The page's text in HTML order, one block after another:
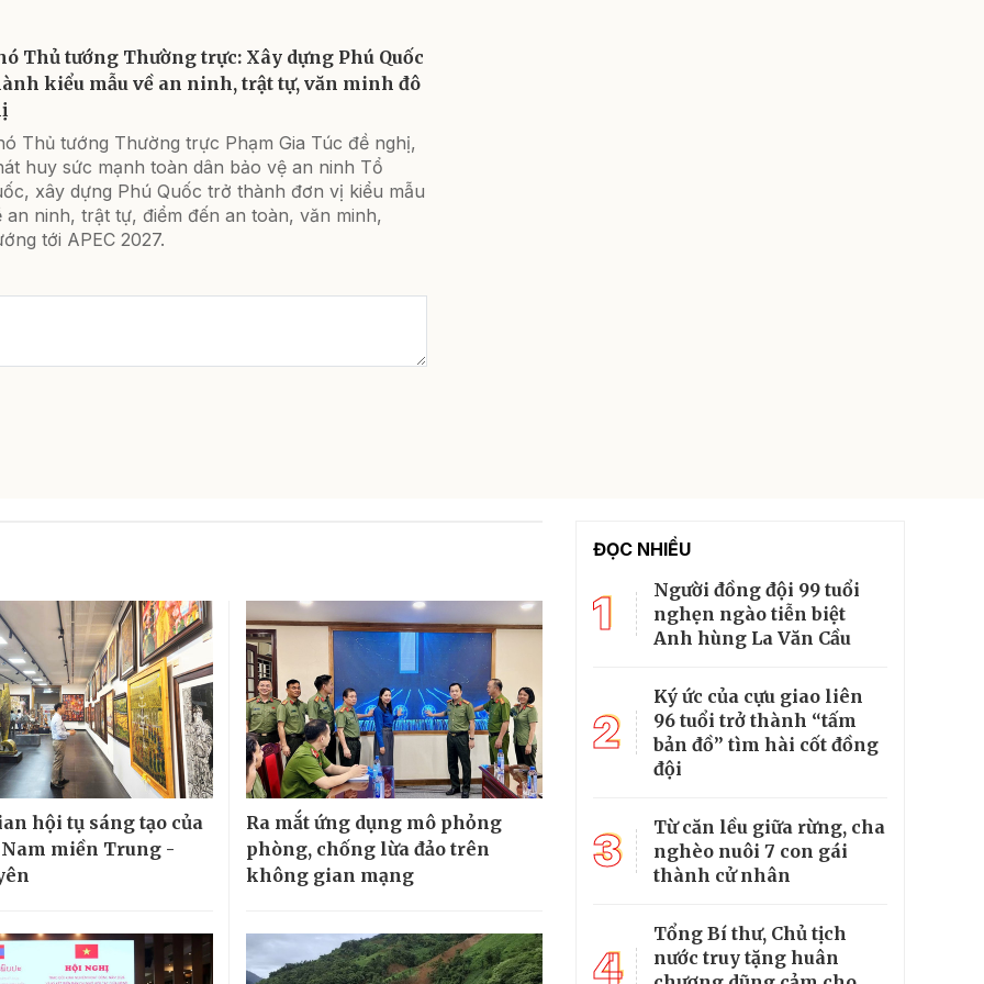
Thủ tướng Thường trực: Xây dựng Phú Quốc
kiểu mẫu về an ninh, trật tự, văn minh đô
Thủ tướng Thường trực Phạm Gia Túc đề nghị,
huy sức mạnh toàn dân bảo vệ an ninh Tổ
xây dựng Phú Quốc trở thành đơn vị kiểu mẫu
an ninh, trật tự, điểm đến an toàn, văn minh,
tới APEC 2027.
hội tụ sáng tạo của
miền Trung -
Ra mắt ứng dụng mô phỏng
phòng, chống lừa đảo trên
không gian mạng
ĐỌC NHIỀU
1
Người đồng đội 99 tuổi
nghẹn ngào tiễn biệt
Anh hùng La Văn Cầu
2
Ký ức của cựu giao liên
96 tuổi trở thành “tấm
bản đồ” tìm hài cốt đồng
đội
3
Từ căn lều giữa rừng, cha
nghèo nuôi 7 con gái
thành cử nhân
4
Tổng Bí thư, Chủ tịch
nước truy tặng huân